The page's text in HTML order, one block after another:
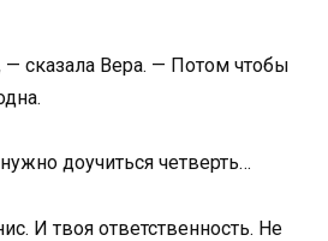
— сказала Вера. — Потом чтобы
доучиться четверть…
И твоя ответственность. Не